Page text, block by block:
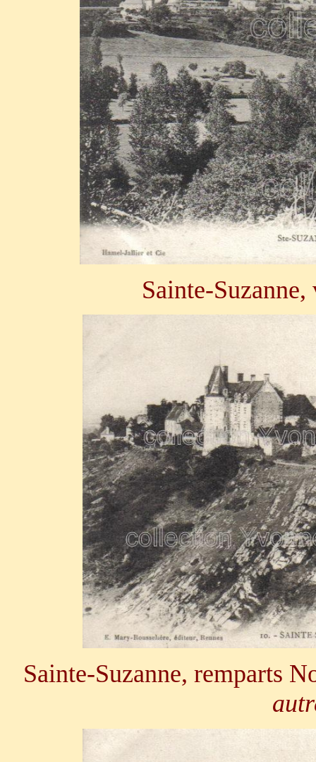
Sainte-Suzanne,
Sainte-Suzanne, remparts